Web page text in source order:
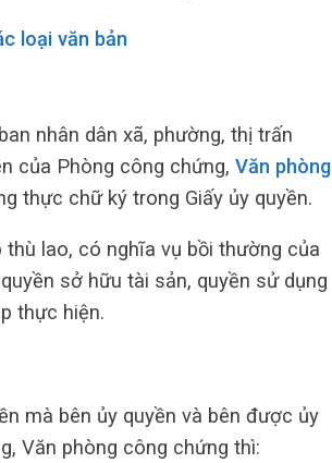
loại văn bản
nhân dân xã, phường, thị trấn
của Phòng công chứng, Văn phòng
thực chữ ký trong Giấy ủy quyền.
lao, có nghĩa vụ bồi thường của
sở hữu tài sản, quyền sử dụng
thực hiện.
mà bên ủy quyền và bên được ủy
Văn phòng công chứng thì: